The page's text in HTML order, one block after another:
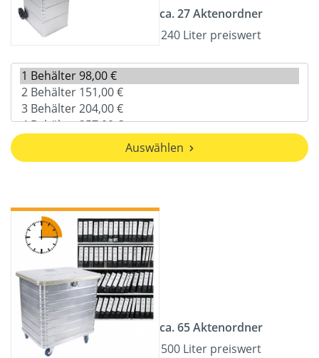
ca. 27 Aktenordner
240 Liter preiswert
Auswählen
ca. 65 Aktenordner
500 Liter preiswert